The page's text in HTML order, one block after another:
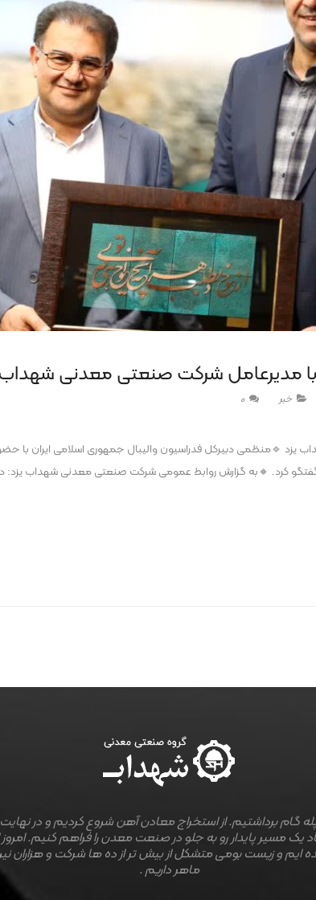
با مدیرعامل شرکت صنعتی معدنی
خبر 0
یزد 🔹منظمی دبیرکل فدراسیون والیبال جمهوری اسلامی ایران با
کرد. 🔸به گزارش روابط عمومی شرکت صنعتی معدنی شهداب یزد:
گام برداشتیم. از استخراج معادن آهن شروع کردیم و در
یک مسیر پایدار رو به جلو در صنعت معدن را فراهم کنیم. امروز
ایم و زیست بومی متشکل از بیش تر از ده ها شرکت و هزاران
ماهر داریم .